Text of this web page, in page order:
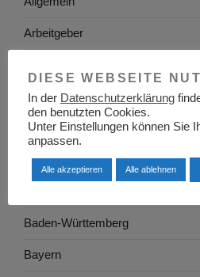
Arbeitgeber
Arbeitsrecht
Arbeitswelt
Arbeitszeugnis
Baden-Württemberg
Bayern
DIESE WEBSEITE
In der Datenschutzerklärung
den benutzten Cookies.
Unter Einstellungen können Sie
anpassen.
Alle akzeptieren Alle ablehnen